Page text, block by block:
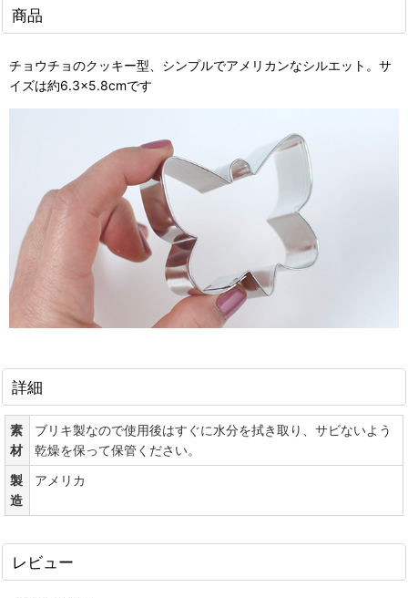
商品
チョウチョのクッキー型、シンプルでアメリカンなシルエット。サ
イズは約6.3×5.8cmです
詳細
素
材
ブリキ製なので使用後はすぐに水分を拭き取り、サビないよう
乾燥を保って保管ください。
製
造
アメリカ
レビュー